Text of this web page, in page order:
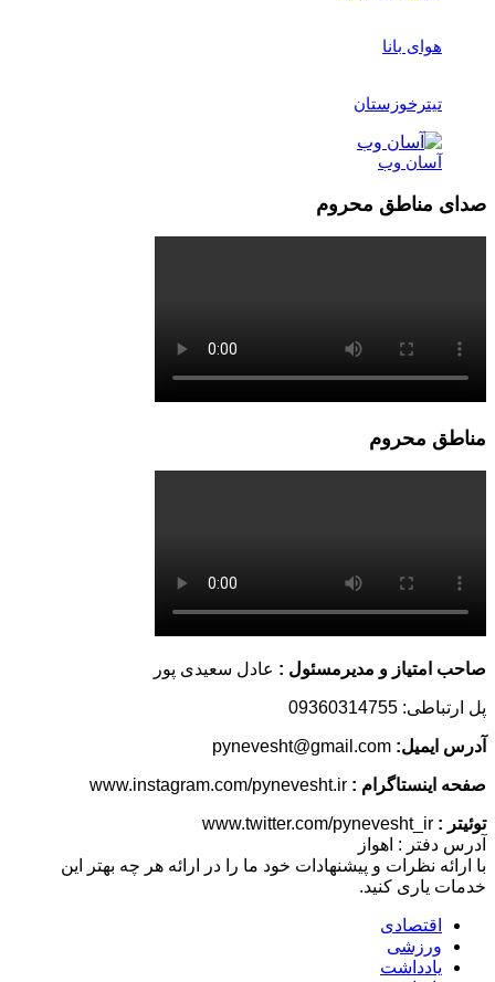
هوای بانا
تیترخوزستان
آسان وب
صدای مناطق محروم
مناطق محروم
صاحب امتیاز و مدیرمسئول : عادل سعیدی پور
پل ارتباطی: 09360314755
آدرس ایمیل:
صفحه اینستاگرام :
توئیتر :
آدرس دفتر : اهواز
با ارائه نظرات و پیشنهادات خود ما را در ارائه هر چه بهتر این
خدمات یاری کنید.
اقتصادی
ورزشی
یادداشت